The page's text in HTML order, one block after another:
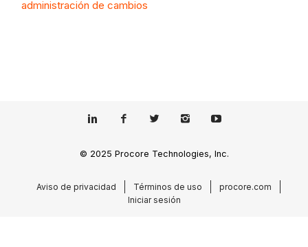
administración de cambios
© 2025 Procore Technologies, Inc.
Aviso de privacidad Términos de uso
procore.com
Iniciar sesión